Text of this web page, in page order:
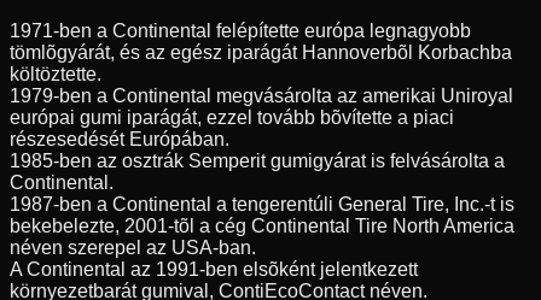
1971-ben a Continental felépítette európa legnagyobb
tömlõgyárát, és az egész iparágát Hannoverbõl Korbachba
költöztette.
1979-ben a Continental megvásárolta az amerikai Uniroyal
európai gumi iparágát, ezzel tovább bõvítette a piaci
részesedését Európában.
1985-ben az osztrák Semperit gumigyárat is felvásárolta a
Continental.
1987-ben a Continental a tengerentúli General Tire, Inc.-t is
bekebelezte, 2001-tõl a cég Continental Tire North America
néven szerepel az USA-ban.
A Continental az 1991-ben elsõként jelentkezett
környezetbarát gumival, ContiEcoContact néven.